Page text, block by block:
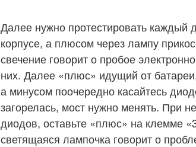
Далее нужно протестировать каждый
корпусе, а плюсом через лампу
свечение говорит о пробое
них. Далее «плюс» идущий от
а минусом поочередно касайтесь
загорелась, мост нужно менять. При
диодов, оставьте «плюс» на клемме
светящаяся лампочка говорит о